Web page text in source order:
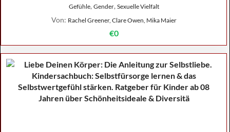
Gefühle, Gender, Sexuelle Vielfalt
Von: Rachel Greener, Clare Owen, Mika Maier
€0